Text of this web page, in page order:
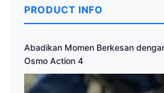
PRODUCT INFO
Abadikan Momen Berkesan
Osmo Action 4